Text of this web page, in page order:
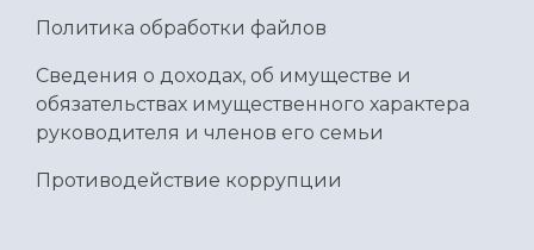
Политика обработки файлов
Сведения о доходах, об имуществе и
обязательствах имущественного характера
руководителя и членов его семьи
Противодействие коррупции